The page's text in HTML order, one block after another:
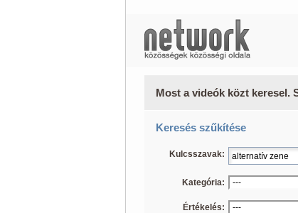
Most a videók közt keresel.
Keresés szűkítése
Kulcsszavak:
Kategória:
Értékelés: